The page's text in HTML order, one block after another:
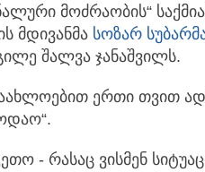
მოძრაობის“
მდივანმა სოზარ
შალვა ჯანაშვილს.
ერთი თვით
- რასაც ვისმენ